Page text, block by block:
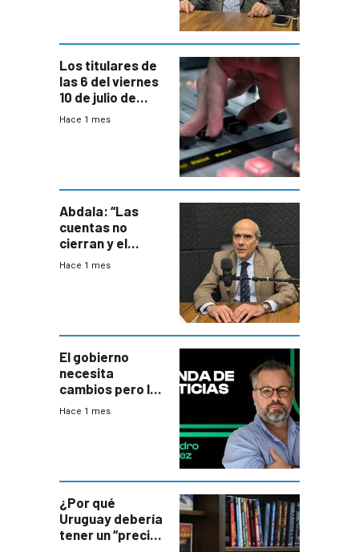
Los titulares de
las 6 del viernes
10 de julio de
2026
Hace 1 mes
Abdala: “Las
cuentas no
cierran y el
balance del
Hace 1 mes
El gobierno
necesita
cambios pero los
ministros tienen
Hace 1 mes
¿Por qué
Uruguay debería
tener un “precio